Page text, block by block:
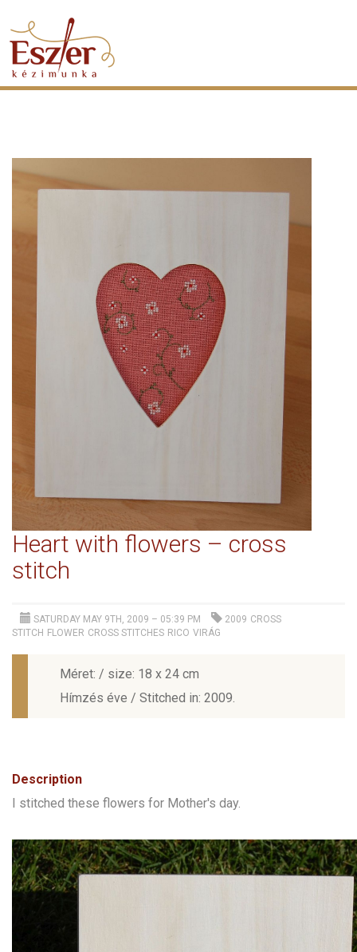
Heart with flowers – cross
stitch
SATURDAY MAY 9TH, 2009 – 05:39 PM 2009 CROSS
STITCH FLOWER CROSS STITCHES RICO VIRÁG
Méret: / size: 18 x 24 cm
Hímzés éve / Stitched in: 2009.
Description
I stitched these flowers for Mother's day.